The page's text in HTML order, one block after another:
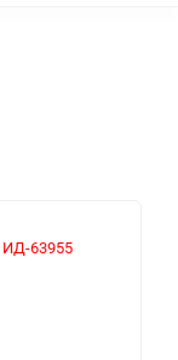
ИД-63955